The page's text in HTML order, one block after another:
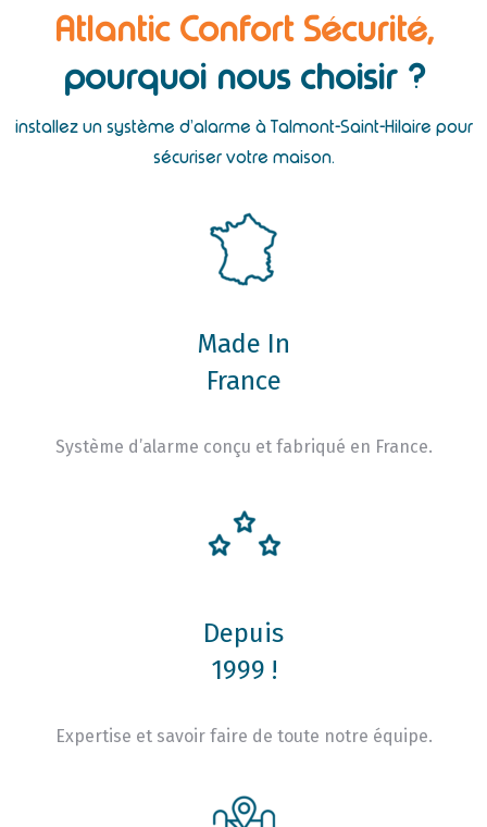
Atlantic Confort Sécurité,
pourquoi nous choisir ?
installez un système d’alarme à Talmont-Saint-Hilaire pour
sécuriser votre maison.
Made In
France
Système d’alarme conçu et fabriqué en France.
Depuis
1999 !
Expertise et savoir faire de toute notre équipe.